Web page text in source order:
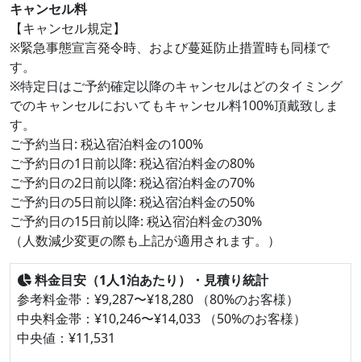
キャンセル料
【キャンセル規定】
※緊急事態宣言発令時、および蔓延防止措置時も同様で
す。
※特定日はご予約確定以降のキャンセルはどのタイミング
でのキャンセルにおいてもキャンセル料100%頂戴致しま
す。
ご予約当日: 税込宿泊料金の100%
ご予約日の1日前以降: 税込宿泊料金の80%
ご予約日の2日前以降: 税込宿泊料金の70%
ご予約日の5日前以降: 税込宿泊料金の50%
ご予約日の15日前以降: 税込宿泊料金の30%
（人数減少変更の際も上記が適用されます。）
料金目安（1人1泊あたり）・見積り統計
参考料金帯：¥9,287〜¥18,280 （80%のお客様）
中央料金帯：¥10,246〜¥14,033 （50%のお客様）
中央値：¥11,531